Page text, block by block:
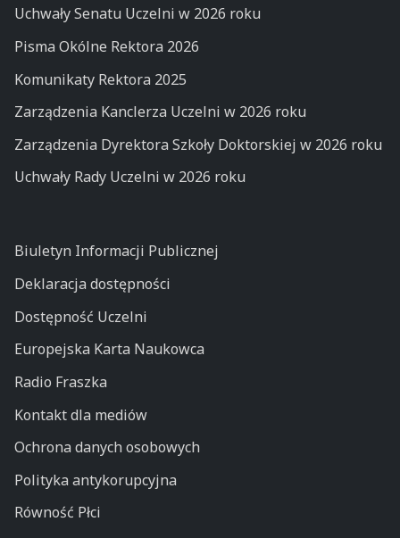
Uchwały Senatu Uczelni w 2026 roku
Pisma Okólne Rektora 2026
Komunikaty Rektora 2025
Zarządzenia Kanclerza Uczelni w 2026 roku
Zarządzenia Dyrektora Szkoły Doktorskiej w 2026 roku
Uchwały Rady Uczelni w 2026 roku
Biuletyn Informacji Publicznej
Deklaracja dostępności
Dostępność Uczelni
Europejska Karta Naukowca
Radio Fraszka
Kontakt dla mediów
Ochrona danych osobowych
Polityka antykorupcyjna
Równość Płci